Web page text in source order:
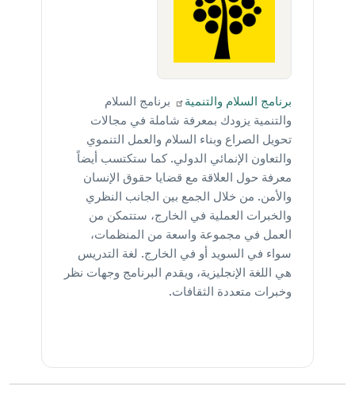
برنامج السلام والتنمية
برنامج السلام
والتنمية يزودك بمعرفة شاملة في مجالات
تحويل الصراع وبناء السلام والعمل التنموي
والتعاون الإنمائي الدولي. كما ستكتسب أيضاً
معرفة حول العلاقة مع قضايا حقوق الإنسان
والأمن. من خلال الجمع بين الجانب النظري
والخبرات العملية في الخارج، ستتمكن من
العمل في مجموعة واسعة من المنظمات،
سواء في السويد أو في الخارج. لغة التدريس
هي اللغة الإنجليزية، ويقدم البرنامج وجهات نظر
وخبرات متعددة الثقافات.